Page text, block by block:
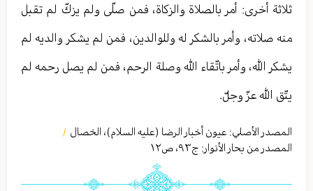
ثلاثة أخرى: أمر بالصلاة والزكاة، فمن صلّى ولم يزكّ لم تقبل
منه صلاته، وأمر بالشكر له وللوالدين، فمن لم يشكر والديه لم
يشكر الله، وأمر باتّقاء الله وصلة الرحم، فمن لم يصل رحمه لم
يتّق الله عزّ وجلّ.
المصدر الأصلي: عيون أخبار الرضا (عليه السلام)، الخصال /
المصدر من بحار الأنوار: ج٩٣، ص١٢